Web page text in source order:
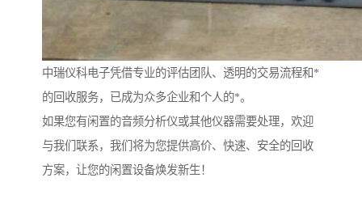
中瑞仪科电子凭借专业的评估团队、透明的交易流程和*
的回收服务，已成为众多企业和个人的*。
如果您有闲置的音频分析仪或其他仪器需要处理，欢迎
与我们联系，我们将为您提供高价、快速、安全的回收
方案，让您的闲置设备焕发新生！